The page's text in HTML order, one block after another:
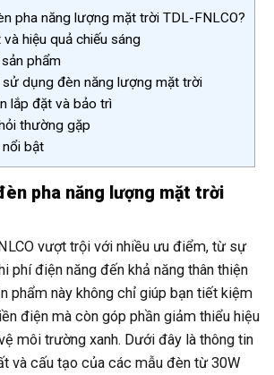
pha năng lượng mặt trời TDL-FNLCO?
hiệu quả chiếu sáng
phẩm
sử dụng đèn năng lượng mặt trời
lắp đặt và bảo trì
thường gặp
nổi bật
pha năng lượng mặt trời
vượt trội với nhiều ưu điểm, từ sự
phí điện năng đến khả năng thân thiện
phẩm này không chỉ giúp bạn tiết kiệm
điện mà còn góp phần giảm thiểu hiệu
môi trường xanh. Dưới đây là thông tin
và cấu tạo của các mẫu đèn từ 30W